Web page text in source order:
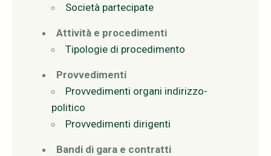
Società partecipate
Attività e procedimenti
Tipologie di procedimento
Provvedimenti
Provvedimenti organi indirizzo-
politico
Provvedimenti dirigenti
Bandi di gara e contratti